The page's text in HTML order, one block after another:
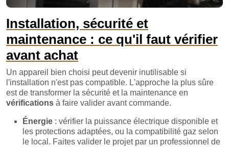
Installation, sécurité et
maintenance : ce qu'il faut vérifier
avant achat
Un appareil bien choisi peut devenir inutilisable si
l'installation n'est pas compatible. L'approche la plus sûre
est de transformer la sécurité et la maintenance en
vérifications à faire valider avant commande.
Énergie : vérifier la puissance électrique disponible et
les protections adaptées, ou la compatibilité gaz selon
le local. Faites valider le projet par un professionnel de